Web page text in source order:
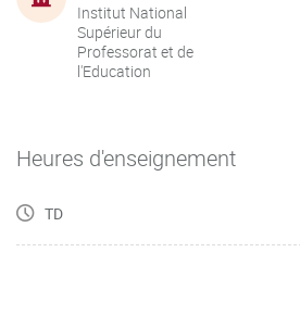
Institut National
Supérieur du
Professorat et de
l'Education
Heures d'enseignement
TD